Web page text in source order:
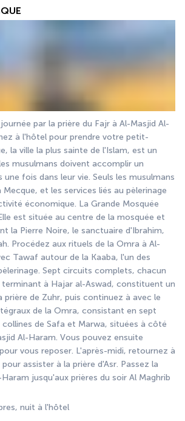
par la prière du Fajr à Al-Masjid Al-
à l'hôtel pour prendre votre petit-
la ville la plus sainte de l'Islam, est un
musulmans doivent accomplir un
une fois dans leur vie. Seuls les musulmans
et les services liés au pèlerinage
économique. La Grande Mosquée
est située au centre de la mosquée et
la Pierre Noire, le sanctuaire d'Ibrahim,
Procédez aux rituels de la Omra à Al-
Tawaf autour de la Kaaba, l'un des
Sept circuits complets, chacun
à Hajar al-Aswad, constituent un
prière de Zuhr, puis continuez à avec le
de la Omra, consistant en sept
de Safa et Marwa, situées à côté
Al-Haram. Vous pouvez ensuite
vous reposer. L'après-midi, retournez à
assister à la prière d'Asr. Passez la
jusqu'aux prières du soir Al Maghrib
nuit à l'hôtel